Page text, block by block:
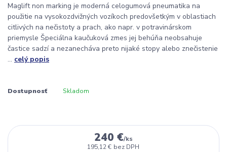
Maglift non marking je moderná celogumová pneumatika na
použitie na vysokozdvižných vozíkoch predovšetkým v oblastiach
citlivých na nečistoty a prach, ako napr. v potravinárskom
priemysle Špeciálna kaučuková zmes jej behúňa neobsahuje
častice sadzí a nezanecháva preto nijaké stopy alebo znečistenie
... celý popis
Dostupnosť Skladom
240 €/ks
195,12 € bez DPH